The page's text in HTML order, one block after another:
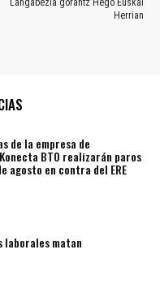
Langabezia gorantz Hego Euskal
Herrian
de la empresa de
BTO realizarán paros
agosto en contra del ERE
laborales matan